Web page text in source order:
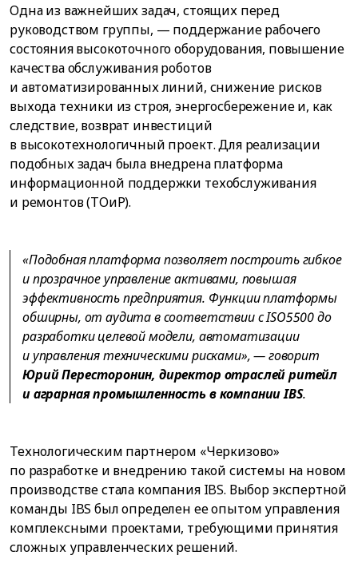
Одна из важнейших задач, стоящих перед
руководством группы, — поддержание рабочего
состояния высокоточного оборудования, повышение
качества обслуживания роботов
и автоматизированных линий, снижение рисков
выхода техники из строя, энергосбережение и, как
следствие, возврат инвестиций
в высокотехнологичный проект. Для реализации
подобных задач была внедрена платформа
информационной поддержки техобслуживания
и ремонтов (ТОиР).
«Подобная платформа позволяет построить гибкое
и прозрачное управление активами, повышая
эффективность предприятия. Функции платформы
обширны, от аудита в соответствии с ISO5500 до
разработки целевой модели, автоматизации
и управления техническими рисками», — говорит
Юрий Пересторонин, директор отраслей ритейл
и аграрная промышленность в компании IBS.
Технологическим партнером «Черкизово»
по разработке и внедрению такой системы на новом
производстве стала компания IBS. Выбор экспертной
команды IBS был определен ее опытом управления
комплексными проектами, требующими принятия
сложных управленческих решений.